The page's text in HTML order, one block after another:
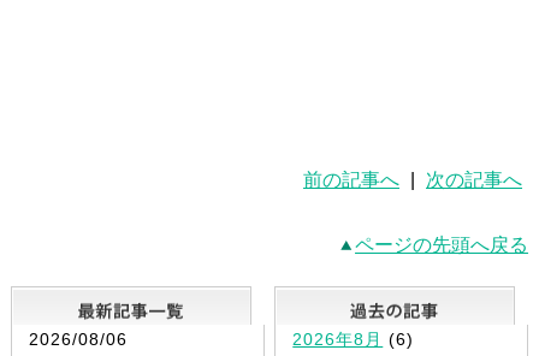
前の記事へ 次の記事へ
ページの先頭へ戻る
最新記事一覧
2026/08/06
2026年8月 (6)